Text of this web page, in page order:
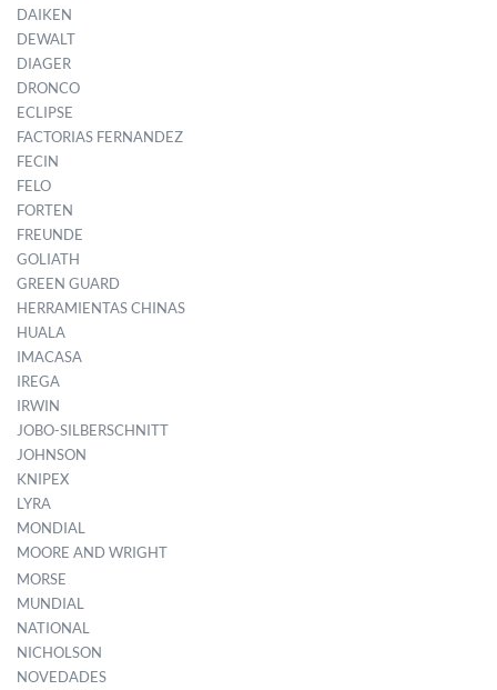
DAIKEN
DEWALT
DIAGER
DRONCO
ECLIPSE
FACTORIAS FERNANDEZ
FECIN
FELO
FORTEN
FREUNDE
GOLIATH
GREEN GUARD
HERRAMIENTAS CHINAS
HUALA
IMACASA
IREGA
IRWIN
JOBO-SILBERSCHNITT
JOHNSON
KNIPEX
LYRA
MONDIAL
MOORE AND WRIGHT
MORSE
MUNDIAL
NATIONAL
NICHOLSON
NOVEDADES